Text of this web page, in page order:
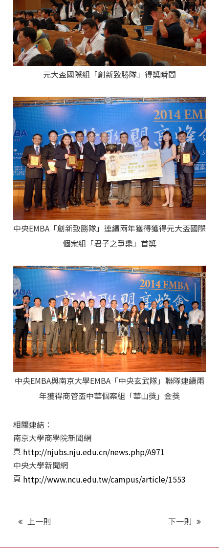
元大盃國際組「創新致勝隊」得獎瞬間
中央EMBA「創新致勝隊」連續兩年獲得獲得元大盃國際
個案組「君子之爭鼎」首獎
中央EMBA與南京大學EMBA「中央玄武隊」聯隊連續兩
年獲得商管盃中華個案組「華山獎」金獎
相關連結：
南京大學商學院新聞網
頁 http://njubs.nju.edu.cn/news.php/A971
中央大學新聞網
頁 http://www.ncu.edu.tw/campus/article/1553
上一則 下一則